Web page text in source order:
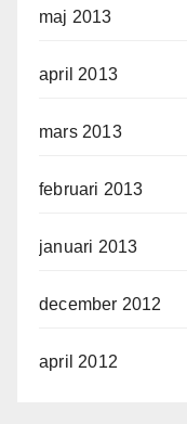
maj 2013
april 2013
mars 2013
februari 2013
januari 2013
december 2012
april 2012